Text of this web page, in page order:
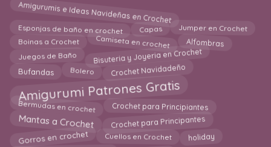
Amigurumis e Ideas Navideñas en Crochet
Esponjas de baño en crochet Capas Jumper en Crochet
Boinas a Crochet Camiseta en crochet Alfombras
Juegos de Baño Bisuteria y Joyeria en Crochet
Bufandas Bolero Crochet Navidadeño
Amigurumi Patrones Gratis
Bermudas en crochet Crochet para Principiantes
Mantas a Crochet Crochet para Principantes
Gorros en crochet Cuellos en Crochet holiday